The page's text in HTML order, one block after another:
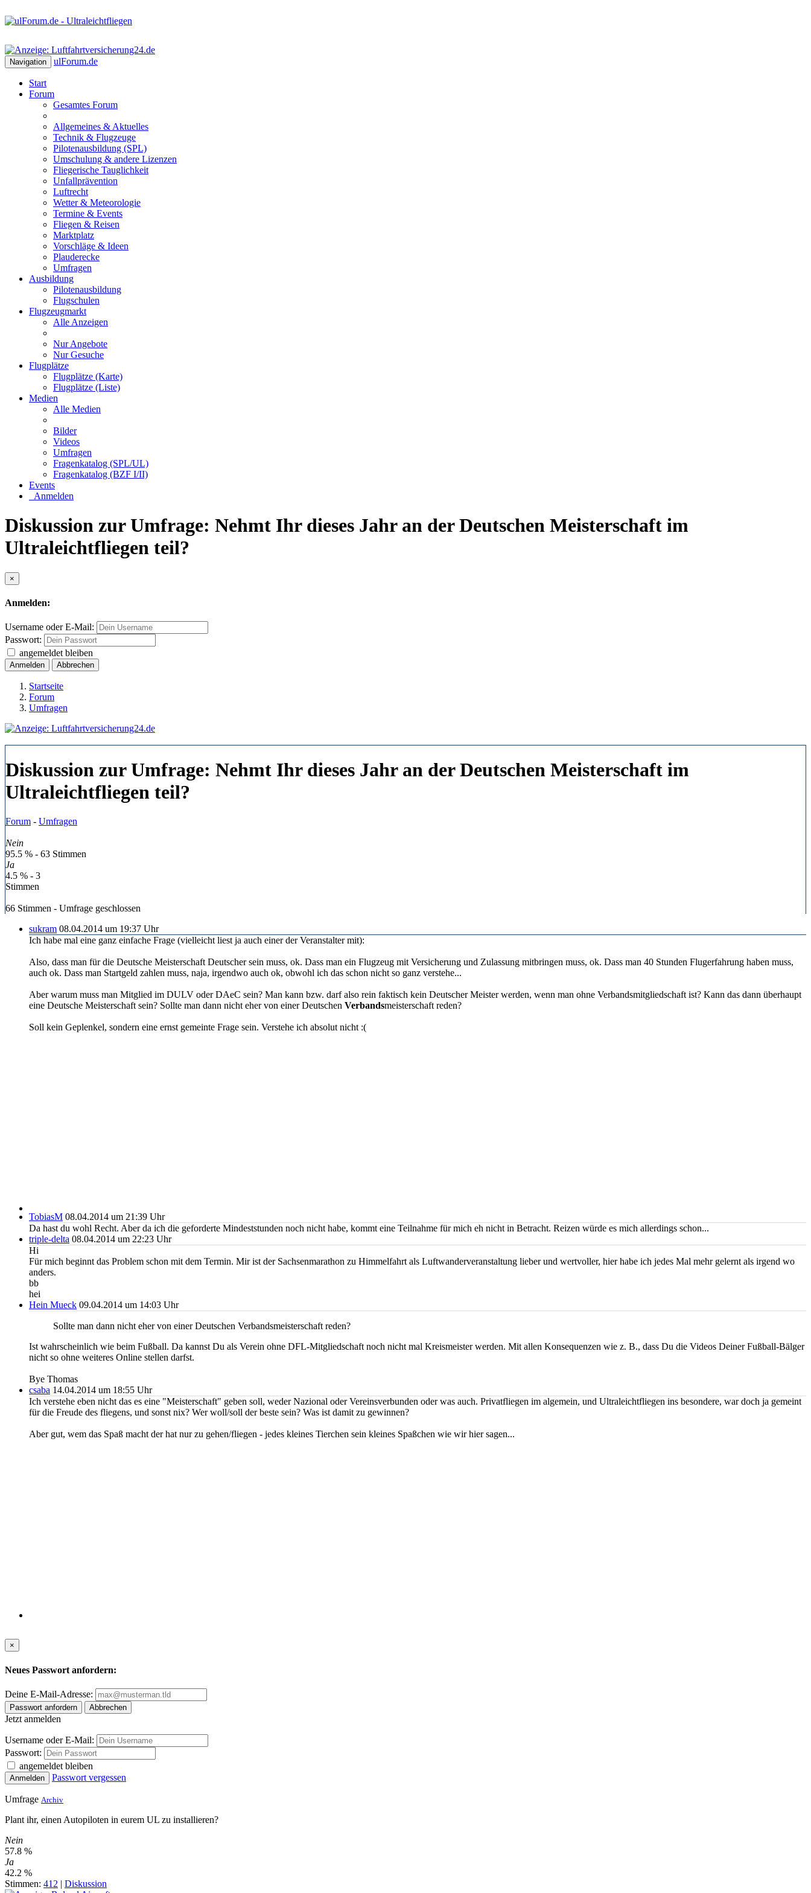
Navigation ulForum.de
Start
Forum
Gesamtes Forum
Allgemeines & Aktuelles
Technik & Flugzeuge
Pilotenausbildung (SPL)
Umschulung & andere Lizenzen
Fliegerische Tauglichkeit
Unfallprävention
Luftrecht
Wetter & Meteorologie
Termine & Events
Fliegen & Reisen
Marktplatz
Vorschläge & Ideen
Plauderecke
Umfragen
Ausbildung
Pilotenausbildung
Flugschulen
Flugzeugmarkt
Alle Anzeigen
Nur Angebote
Nur Gesuche
Flugplätze
Flugplätze (Karte)
Flugplätze (Liste)
Medien
Alle Medien
Bilder
Videos
Umfragen
Fragenkatalog (SPL/UL)
Fragenkatalog (BZF I/II)
Events
Anmelden
Diskussion zur Umfrage: Nehmt Ihr dieses Jahr an der Deutschen Meisterschaft im
Ultraleichtfliegen teil?
×
Anmelden:
Username oder E-Mail:
Passwort:
angemeldet bleiben
Anmelden Abbrechen
Startseite
Forum
Umfragen
Diskussion zur Umfrage: Nehmt Ihr dieses Jahr an der Deutschen Meisterschaft im
Ultraleichtfliegen teil?
Forum - Umfragen
Nein
95.5 % - 63 Stimmen
Ja
4.5 % - 3
Stimmen
66 Stimmen - Umfrage geschlossen
sukram 08.04.2014 um 19:37 Uhr
Ich habe mal eine ganz einfache Frage (vielleicht liest ja auch einer der Veranstalter mit):
Also, dass man für die Deutsche Meisterschaft Deutscher sein muss, ok. Dass man ein Flugzeug mit Versicherung und Zulassung mitbringen muss, ok. Dass man 40 Stunden Flugerfahrung haben muss,
auch ok. Dass man Startgeld zahlen muss, naja, irgendwo auch ok, obwohl ich das schon nicht so ganz verstehe...
Aber warum muss man Mitglied im DULV oder DAeC sein? Man kann bzw. darf also rein faktisch kein Deutscher Meister werden, wenn man ohne Verbandsmitgliedschaft ist? Kann das dann überhaupt
eine Deutsche Meisterschaft sein? Sollte man dann nicht eher von einer Deutschen Verbandsmeisterschaft reden?
Soll kein Geplenkel, sondern eine ernst gemeinte Frage sein. Verstehe ich absolut nicht :(
TobiasM 08.04.2014 um 21:39 Uhr
Da hast du wohl Recht. Aber da ich die geforderte Mindeststunden noch nicht habe, kommt eine Teilnahme für mich eh nicht in Betracht. Reizen würde es mich allerdings schon...
triple-delta 08.04.2014 um 22:23 Uhr
Hi
Für mich beginnt das Problem schon mit dem Termin. Mir ist der Sachsenmarathon zu Himmelfahrt als Luftwanderveranstaltung lieber und wertvoller, hier habe ich jedes Mal mehr gelernt als irgend wo
anders.
bb
hei
Hein Mueck 09.04.2014 um 14:03 Uhr
Sollte man dann nicht eher von einer Deutschen Verbandsmeisterschaft reden?
Ist wahrscheinlich wie beim Fußball. Da kannst Du als Verein ohne DFL-Mitgliedschaft noch nicht mal Kreismeister werden. Mit allen Konsequenzen wie z. B., dass Du die Videos Deiner Fußball-Bälger
nicht so ohne weiteres Online stellen darfst.
Bye Thomas
csaba 14.04.2014 um 18:55 Uhr
Ich verstehe eben nicht das es eine "Meisterschaft" geben soll, weder Nazional oder Vereinsverbunden oder was auch. Privatfliegen im algemein, und Ultraleichtfliegen ins besondere, war doch ja gemeint
für die Freude des fliegens, und sonst nix? Wer woll/soll der beste sein? Was ist damit zu gewinnen?
Aber gut, wem das Spaß macht der hat nur zu gehen/fliegen - jedes kleines Tierchen sein kleines Spaßchen wie wir hier sagen...
×
Neues Passwort anfordern:
Deine E-Mail-Adresse:
Passwort anfordern Abbrechen
Jetzt anmelden
Username oder E-Mail:
Passwort:
angemeldet bleiben
Anmelden Passwort vergessen
Umfrage Archiv
Plant ihr, einen Autopiloten in eurem UL zu installieren?
Nein
57.8 %
Ja
42.2 %
Stimmen: 412 | Diskussion